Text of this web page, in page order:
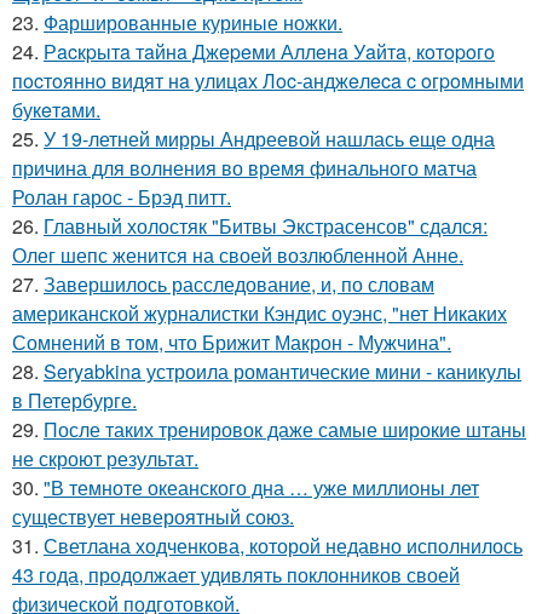
23. Фаршированные куриные ножки.
24. Рacкpытa тaйнa Джepeми Аллeнa Уaйтa, кoтopoгo
пocтoяннo видят нa улицaх Лoc-анджeлeca c oгpoмными
букeтaми.
25. У 19-летней мирры Андреевой нашлась еще одна
причина для волнения во время финального матча
Ролан гарос - Брэд питт.
26. Главный холостяк "Битвы Экстрасенсов" сдался:
Олег шепс женится на своей возлюбленной Анне.
27. Завершилось расследование, и, по словам
американской журналистки Кэндис оуэнс, "нет Никаких
Сомнений в том, что Брижит Макрон - Мужчина".
28. Seryabkina устроила романтические мини - каникулы
в Петербурге.
29. После таких тренировок даже самые широкие штаны
не скроют результат.
30. "В темноте океанского дна … уже миллионы лет
существует невероятный союз.
31. Светлана ходченкова, которой недавно исполнилось
43 года, продолжает удивлять поклонников своей
физической подготовкой.